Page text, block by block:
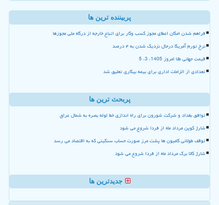
پربیننده ترین ها
فراهم شدن امکان اعطای مجوز کسب وکار برای اتباع خارجه از درگاه ملی مجوزها
نرخ تورم آمریکا درحال نزدیک شدن به ۴ درصد
قیمت جهانی طلا امروز 1405، 3، 5
تعدادی از الزامات اداری برای بیمه بیکاری تعلیق شد
پربحث ترین ها
توافق بغداد و شرکت شورون برای راه اندازی خط لوله بصره به شمال عراق
شارژ کوپن مرداد ماه از فردا شروع می شود
توقف طولانی کامیون ها پشت مرز صورت حساب سنگینی که به اقتصاد می رسد
شارژ کالا برگ مرداد ماه از فردا شروع می شود
جدیدترین ها